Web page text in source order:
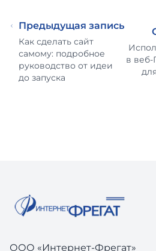
Предыдущая запись
Как сделать сайт
самому: подробное
руководство от идеи
до запуска
в
ООО «Интернет-Фрегат»